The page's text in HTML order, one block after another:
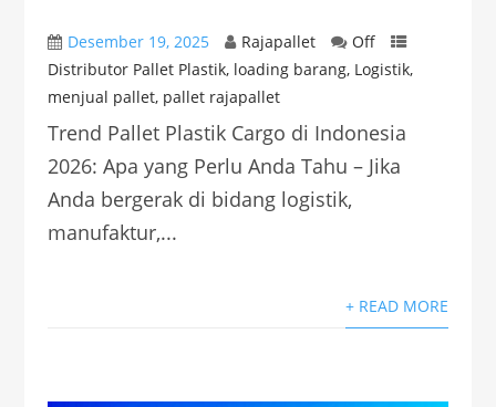
Desember 19, 2025 Rajapallet
Off
Distributor Pallet Plastik, loading barang, Logistik,
menjual pallet, pallet rajapallet
Trend Pallet Plastik Cargo di Indonesia
2026: Apa yang Perlu Anda Tahu – Jika
Anda bergerak di bidang logistik,
manufaktur,...
+ READ MORE